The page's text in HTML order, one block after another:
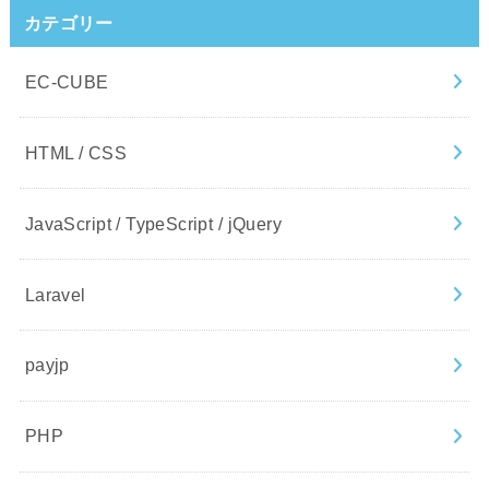
カテゴリー
EC-CUBE
HTML / CSS
JavaScript / TypeScript / jQuery
Laravel
payjp
PHP